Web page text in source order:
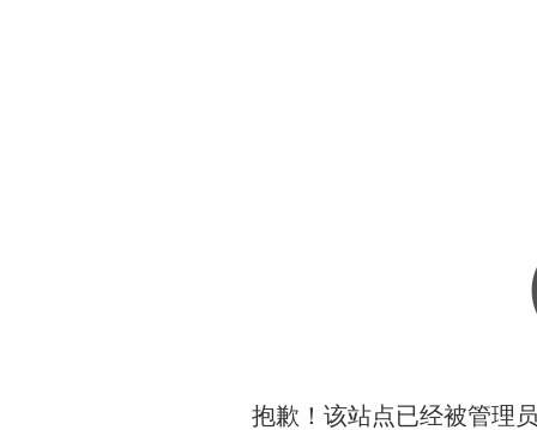
抱歉！该站点已经被管理